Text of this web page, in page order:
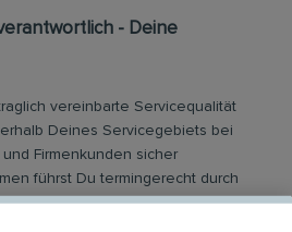
- Deine
vereinbarte Servicequalität
Deines Servicegebiets bei
und Firmenkunden sicher
führst Du termingerecht durch
Aktivitäten bei